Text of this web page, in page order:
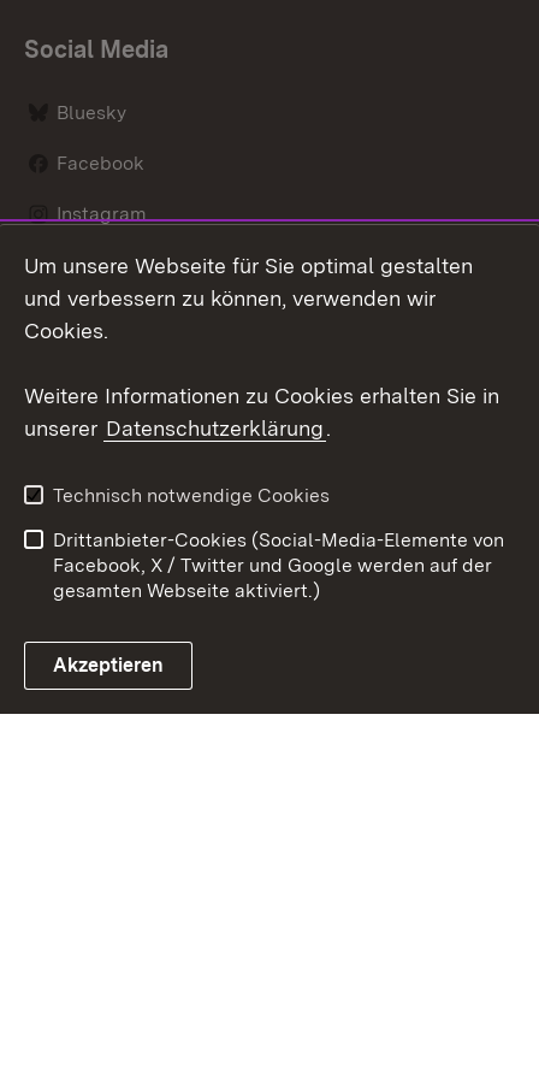
Social Media
Bluesky
Facebook
Instagram
LinkedIn
Link zum Landesportal
Datenschutz
Barrierefreiheit
Impressum
Cookies
Um unsere Webseite für Sie optimal gestalten
und verbessern zu können, verwenden wir
Cookies.
Weitere Informationen zu Cookies erhalten Sie in
unserer Datenschutzerklärung.
Technisch notwendige Cookies
Drittanbieter-Cookies (Social-Media-Elemente von
Facebook, X / Twitter und Google werden auf der
gesamten Webseite aktiviert.)
Akzeptieren